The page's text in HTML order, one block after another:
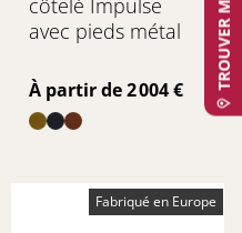
avec pieds métal
Prix
À partir de 2 004 €
Fabriqué en Europe